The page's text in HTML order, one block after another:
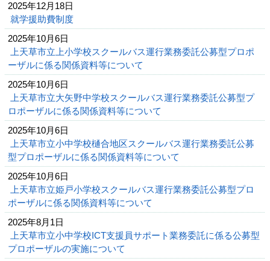
2025年12月18日
就学援助費制度
2025年10月6日
上天草市立上小学校スクールバス運行業務委託公募型プロポ
ーザルに係る関係資料等について
2025年10月6日
上天草市立大矢野中学校スクールバス運行業務委託公募型プ
ロポーザルに係る関係資料等について
2025年10月6日
上天草市立小中学校樋合地区スクールバス運行業務委託公募
型プロポーザルに係る関係資料等について
2025年10月6日
上天草市立姫戸小学校スクールバス運行業務委託公募型プロ
ポーザルに係る関係資料等について
2025年8月1日
上天草市立小中学校ICT支援員サポート業務委託に係る公募型
プロポーザルの実施について